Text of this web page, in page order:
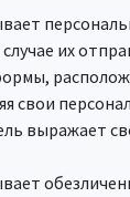
их
свои
выражает